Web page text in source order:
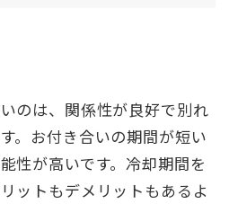
のは、関係性が良好で別れ
。お付き合いの期間が短い
性が高いです。冷却期間を
ットもデメリットもあるよ